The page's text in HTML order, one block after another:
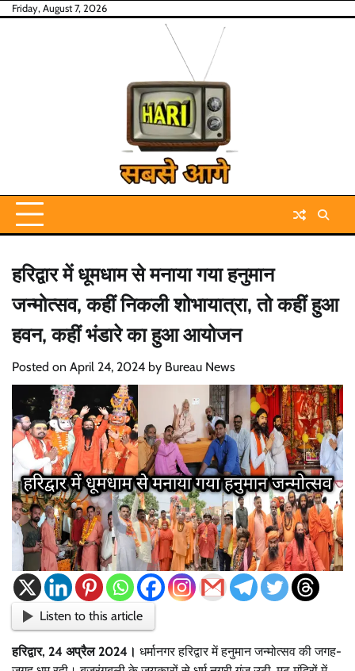
SkipFriday, August 7, 2026
हरिद्वार में धूमधाम से मनाया गया हनुमान
जन्मोत्सव, कहीं निकली शोभायात्रा, तो कहीं हुआ
हवन, कहीं भंडारे का हुआ आयोजन
Posted on April 24, 2024 by Bureau News
Listen to this article
हरिद्वार, 24 अप्रैल 2024। धर्मानगर हरिद्वार में हनुमान जन्मोत्सव की जगह-